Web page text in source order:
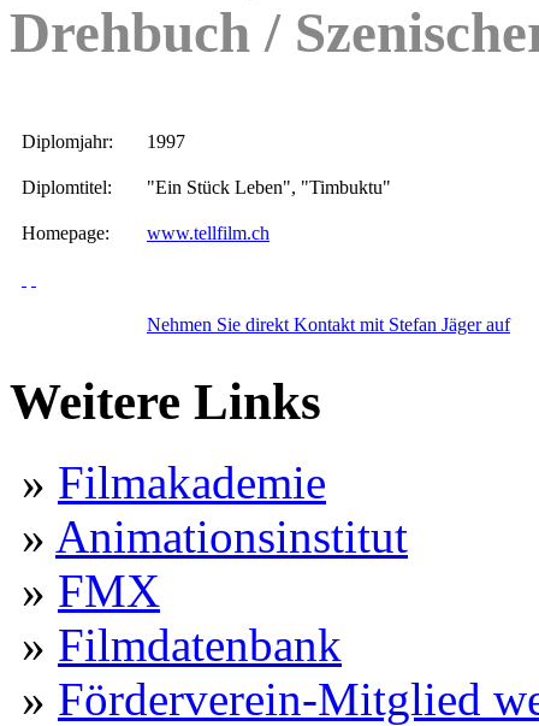
Drehbuch /
Diplomjahr: 1997
Diplomtitel: "Ein Stück Leben", "Timbuktu"
Homepage: www.tellfilm.ch
Nehmen Sie direkt Kontakt mit Stefan Jäger auf
Weitere Links
» Filmakademie
» Animationsinstitut
» FMX
» Filmdatenbank
» Förderverein-Mitglied